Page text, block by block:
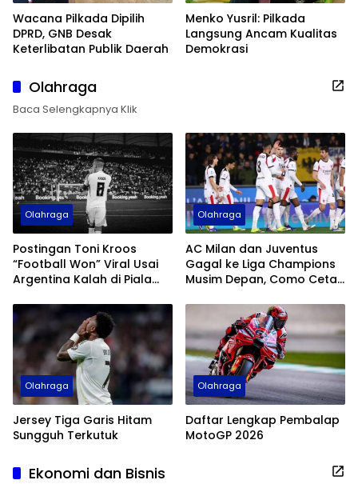
Wacana Pilkada Dipilih
DPRD, GNB Desak
Keterlibatan Publik Daerah
Menko Yusril: Pilkada
Langsung Ancam Kualitas
Demokrasi
Olahraga
Baca Selengkapnya Klik
Olahraga
Postingan Toni Kroos
“Football Won” Viral Usai
Argentina Kalah di Piala
Olahraga
AC Milan dan Juventus
Gagal ke Liga Champions
Musim Depan, Como Cetak
Olahraga
Jersey Tiga Garis Hitam
Sungguh Terkutuk
Olahraga
Daftar Lengkap Pembalap
MotoGP 2026
Ekonomi dan Bisnis